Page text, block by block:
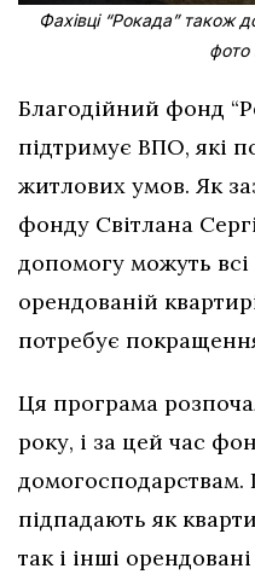
Фахівці “Рокада” також
фото
Благодійний фонд
підтримує ВПО, які
житлових умов. Як
фонду Світлана
допомогу можуть
орендованій
потребує
Ця програма
року, і за цей час
підпадають як
так і інші